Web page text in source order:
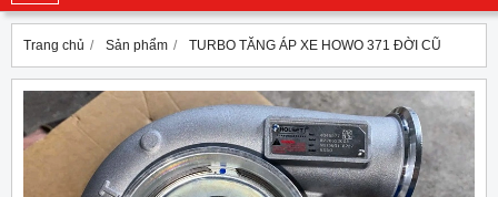
Trang chủ Sản phẩm TURBO TĂNG ÁP XE HOWO 371 ĐỜI CŨ